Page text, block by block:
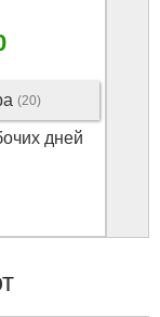
(20)
дней